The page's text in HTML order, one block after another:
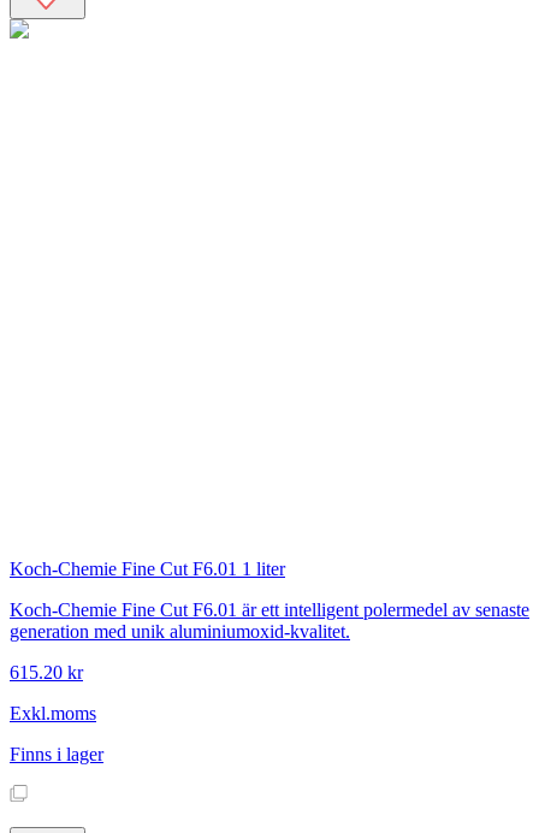
Koch-Chemie Fine Cut F6.01 1 liter
Koch-Chemie Fine Cut F6.01 är ett intelligent polermedel av senaste
generation med unik aluminiumoxid-kvalitet.
615.20 kr
Exkl.moms
Finns i lager